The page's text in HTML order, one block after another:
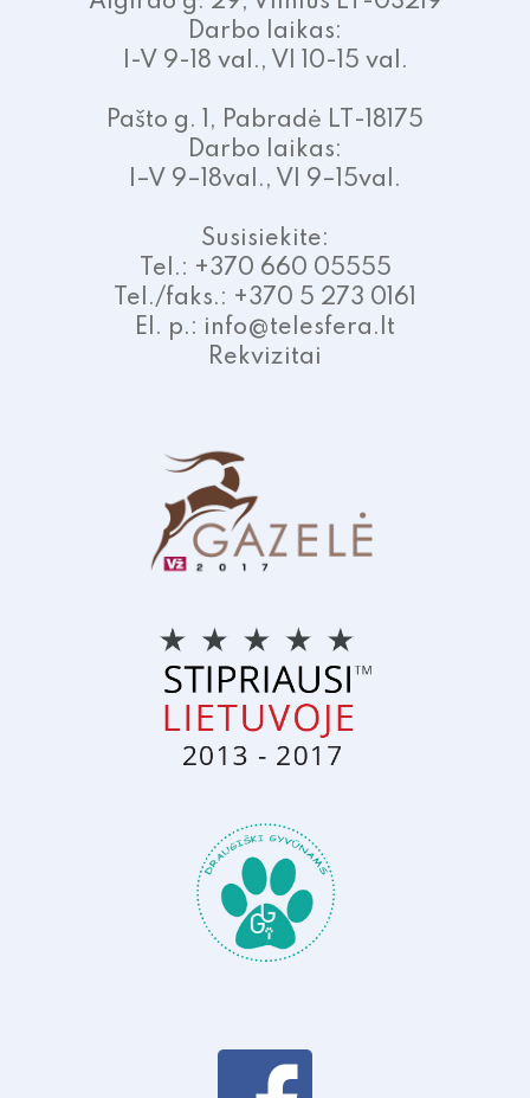
Darbo laikas:
I-V 9-18 val., VI 10-15 val.
Pašto g. 1, Pabradė LT-18175
Darbo laikas:
I–V 9–18val., VI 9–15val.
Susisiekite:
Tel.: +370 660 05555
Tel./faks.: +370 5 273 0161
El. p.: info@telesfera.lt
Rekvizitai